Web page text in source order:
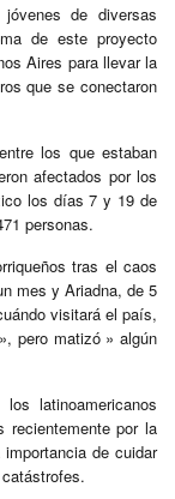
de diversas
de este proyecto
Aires para llevar la
que se conectaron
los que estaban
afectados por los
los días 7 y 19 de
personas.
tras el caos
mes y Ariadna, de 5
visitará el país,
pero matizó » algún
latinoamericanos
recientemente por la
de cuidar